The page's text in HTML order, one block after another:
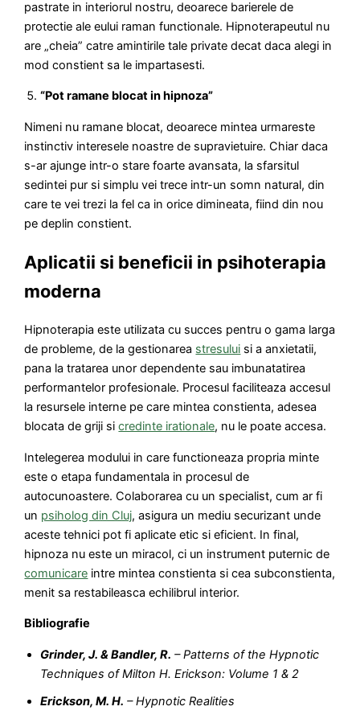
pastrate in interiorul nostru, deoarece barierele de
protectie ale eului raman functionale. Hipnoterapeutul nu
are „cheia” catre amintirile tale private decat daca alegi in
mod constient sa le impartasesti.
“Pot ramane blocat in hipnoza”
Nimeni nu ramane blocat, deoarece mintea urmareste
instinctiv interesele noastre de supravietuire. Chiar daca
s-ar ajunge intr-o stare foarte avansata, la sfarsitul
sedintei pur si simplu vei trece intr-un somn natural, din
care te vei trezi la fel ca in orice dimineata, fiind din nou
pe deplin constient.
Aplicatii si beneficii in psihoterapia
moderna
Hipnoterapia este utilizata cu succes pentru o gama larga
de probleme, de la gestionarea stresului si a anxietatii,
pana la tratarea unor dependente sau imbunatatirea
performantelor profesionale. Procesul faciliteaza accesul
la resursele interne pe care mintea constienta, adesea
blocata de griji sicredinte irationale, nu le poate accesa.
Intelegerea modului in care functioneaza propria minte
este o etapa fundamentala in procesul de
autocunoastere. Colaborarea cu un specialist, cum ar fi
un psiholog din Cluj, asigura un mediu securizant unde
aceste tehnici pot fi aplicate etic si eficient. In final,
hipnoza nu este un miracol, ci un instrument puternic de
comunicare intre mintea constienta si cea subconstienta,
menit sa restabileasca echilibrul interior.
Bibliografie
Grinder, J. & Bandler, R. – Patterns of the Hypnotic
Techniques of Milton H. Erickson: Volume 1 & 2
Erickson, M. H. – Hypnotic Realities